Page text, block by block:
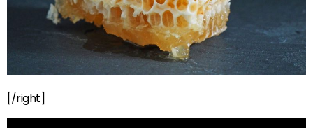
[/right]